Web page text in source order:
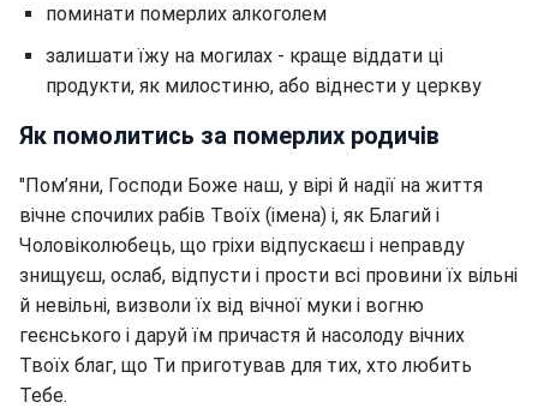
поминати померлих алкоголем
залишати їжу на могилах - краще віддати ці
продукти, як милостиню, або віднести у церкву
Як помолитись за померлих родичів
"Пом’яни, Господи Боже наш, у вірі й надії на життя
вічне спочилих рабів Твоїх (імена) і, як Благий і
Чоловіколюбець, що гріхи відпускаєш і неправду
знищуєш, ослаб, відпусти і прости всі провини їх вільні
й невільні, визволи їх від вічної муки і вогню
геєнського і даруй їм причастя й насолоду вічних
Твоїх благ, що Ти приготував для тих, хто любить
Тебе.